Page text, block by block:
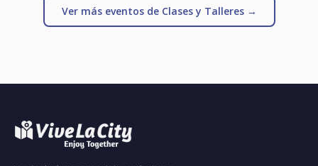
Ver más eventos de Clases y Talleres →